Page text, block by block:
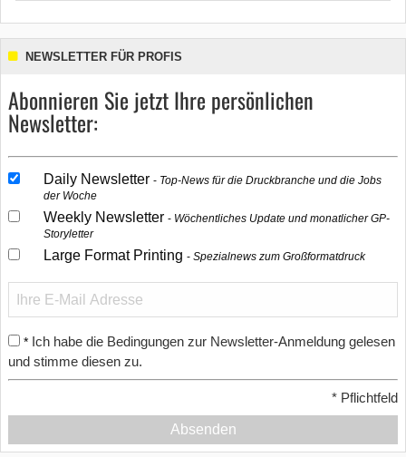
NEWSLETTER FÜR PROFIS
Abonnieren Sie jetzt Ihre persönlichen
Newsletter:
Daily Newsletter
Top-News für die Druckbranche und die Jobs
der Woche
Weekly Newsletter
Wöchentliches Update und monatlicher GP-
Storyletter
Large Format Printing Spezialnews zum Großformatdruck
* Ich habe die Bedingungen zur Newsletter-Anmeldung gelesen
und stimme diesen zu.
* Pflichtfeld
Absenden